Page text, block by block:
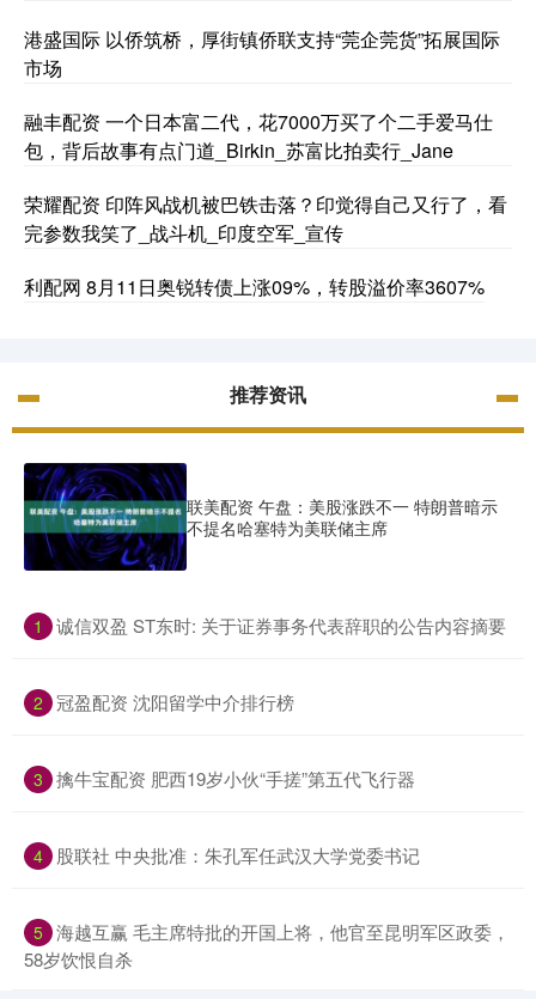
港盛国际 以侨筑桥，厚街镇侨联支持“莞企莞货”拓展国际
市场
融丰配资 一个日本富二代，花7000万买了个二手爱马仕
包，背后故事有点门道_Birkin_苏富比拍卖行_Jane
荣耀配资 印阵风战机被巴铁击落？印觉得自己又行了，看
完参数我笑了_战斗机_印度空军_宣传
利配网 8月11日奥锐转债上涨09%，转股溢价率3607%
推荐资讯
联美配资 午盘：美股涨跌不一 特朗普暗示
不提名哈塞特为美联储主席
1 ​诚信双盈 ST东时: 关于证券事务代表辞职的公告内容摘要
2 ​冠盈配资 沈阳留学中介排行榜
3 ​擒牛宝配资 肥西19岁小伙“手搓”第五代飞行器
4 ​股联社 中央批准：朱孔军任武汉大学党委书记
5 ​海越互赢 毛主席特批的开国上将，他官至昆明军区政委，
58岁饮恨自杀